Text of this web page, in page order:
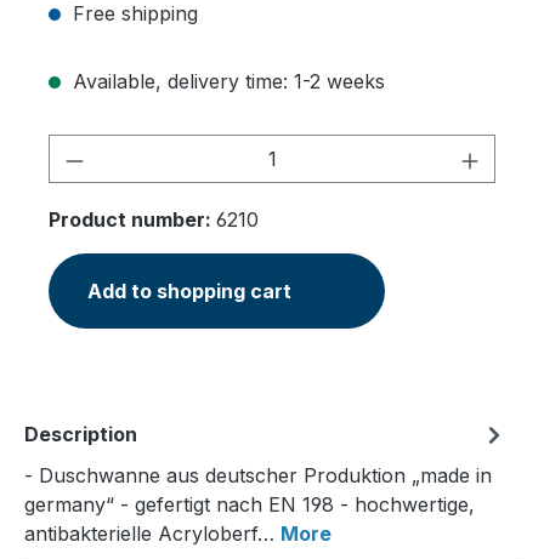
Free shipping
Available, delivery time: 1-2 weeks
Product Quantity: Enter the desired
Product number: 6210
Add to shopping cart
Description
- Duschwanne aus deutscher Produktion „made in
germany“ - gefertigt nach EN 198 - hochwertige,
antibakterielle Acryloberf… More